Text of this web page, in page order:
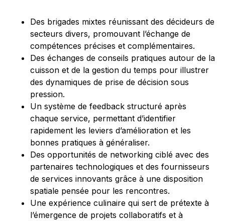
Des brigades mixtes réunissant des décideurs de
secteurs divers, promouvant l’échange de
compétences précises et complémentaires.
Des échanges de conseils pratiques autour de la
cuisson et de la gestion du temps pour illustrer
des dynamiques de prise de décision sous
pression.
Un système de feedback structuré après
chaque service, permettant d’identifier
rapidement les leviers d’amélioration et les
bonnes pratiques à généraliser.
Des opportunités de networking ciblé avec des
partenaires technologiques et des fournisseurs
de services innovants grâce à une disposition
spatiale pensée pour les rencontres.
Une expérience culinaire qui sert de prétexte à
l’émergence de projets collaboratifs et à